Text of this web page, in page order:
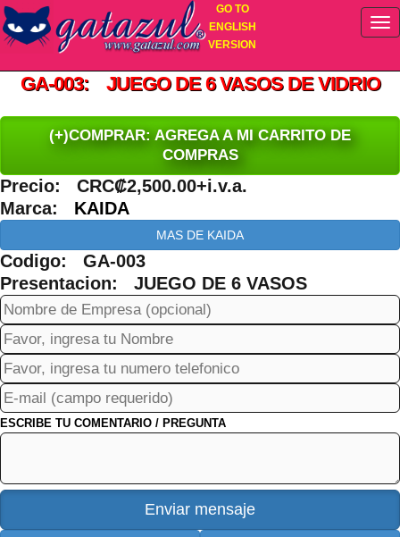
GO TO
ENGLISH
VERSION
GA-003: JUEGO DE 6 VASOS DE VIDRIO
(+)COMPRAR: AGREGA A MI CARRITO DE
COMPRAS
Precio: CRC₡2,500.00+i.v.a.
Marca: KAIDA
MAS DE KAIDA
Codigo: GA-003
Presentacion: JUEGO DE 6 VASOS
ESCRIBE TU COMENTARIO / PREGUNTA